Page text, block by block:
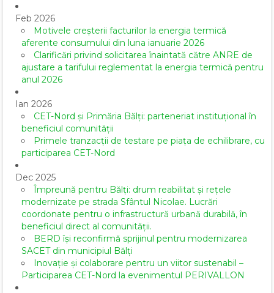
Feb 2026
Motivele creșterii facturilor la energia termică
aferente consumului din luna ianuarie 2026
Clarificări privind solicitarea înaintată către ANRE de
ajustare a tarifului reglementat la energia termică pentru
anul 2026
Ian 2026
CET-Nord și Primăria Bălți: parteneriat instituțional în
beneficiul comunității
Primele tranzacții de testare pe piața de echilibrare, cu
participarea CET-Nord
Dec 2025
Împreună pentru Bălți: drum reabilitat și rețele
modernizate pe strada Sfântul Nicolae. Lucrări
coordonate pentru o infrastructură urbană durabilă, în
beneficiul direct al comunității.
BERD își reconfirmă sprijinul pentru modernizarea
SACET din municipiul Bălți
Inovație și colaborare pentru un viitor sustenabil –
Participarea CET-Nord la evenimentul PERIVALLON